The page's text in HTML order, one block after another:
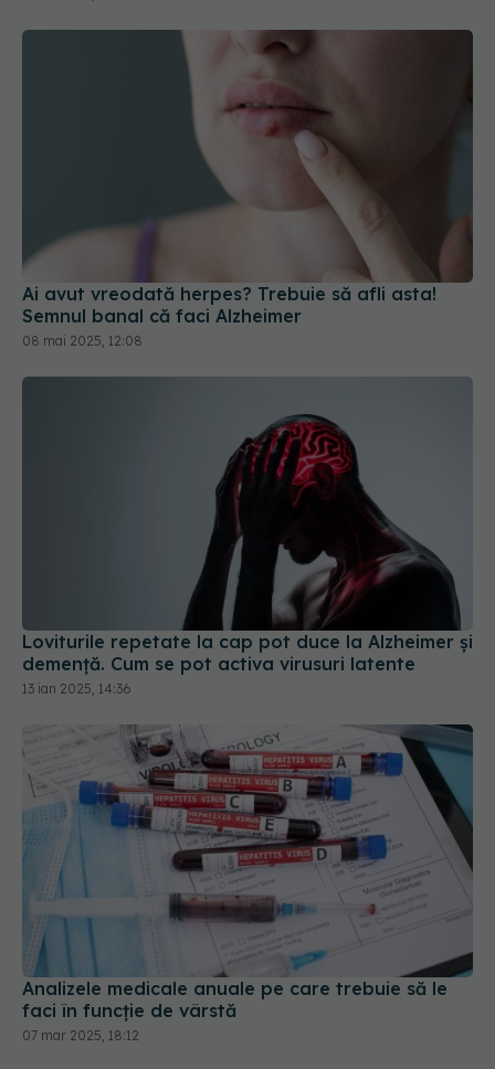
Ai avut vreodată herpes? Trebuie să afli asta!
Semnul banal că faci Alzheimer
08 mai 2025, 12:08
Loviturile repetate la cap pot duce la Alzheimer și
demență. Cum se pot activa virusuri latente
Analizele medicale anuale pe care trebuie să le
faci în funcție de vârstă
07 mar 2025, 18:12
Ai amețeli când te ridici brusc? Află dacă e doar